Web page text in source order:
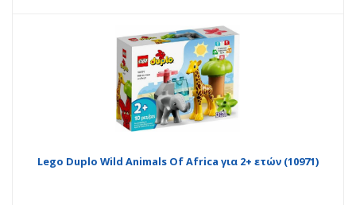
Lego Duplo Wild Animals Of Africa για 2+ ετών (10971)